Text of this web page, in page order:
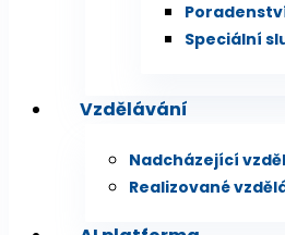
Speciální
Vzdělávání
Nadcházející
Realizované